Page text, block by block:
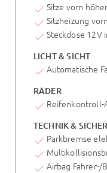
Sitze vorn
Sitzheizung vorn
Steckdose 12V
LICHT & SICHT
Automatische
RÄDER
Reifenkontroll-
TECHNIK &
Parkbremse
Airbag Fahrer-/